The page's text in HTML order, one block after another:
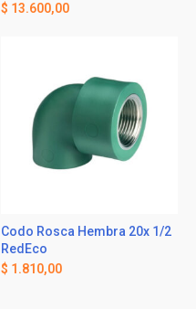
$ 13.600,00
Codo Rosca Hembra 20x 1/2
RedEco
$ 1.810,00